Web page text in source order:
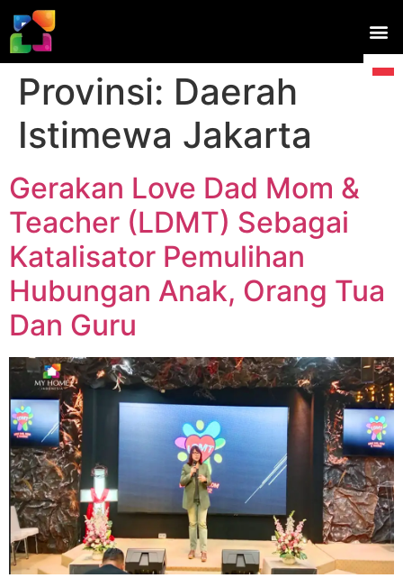
Provinsi: Daerah
Istimewa Jakarta
Gerakan Love Dad Mom &
Teacher (LDMT) Sebagai
Katalisator Pemulihan
Hubungan Anak, Orang Tua
Dan Guru